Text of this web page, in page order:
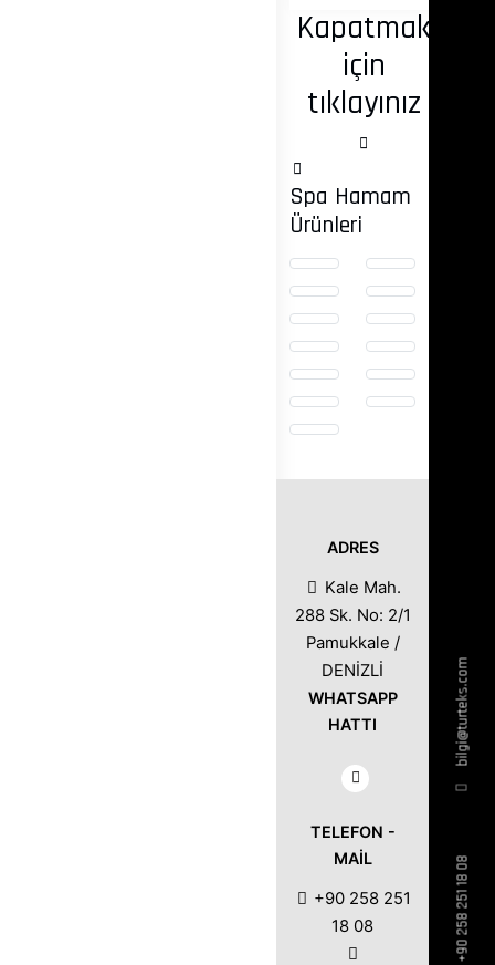
+90 258 251 18 08
bilgi@turteks.com
Kapatmak
için
tıklayınız
Spa Hamam
Ürünleri
ADRES
Kale Mah.
288 Sk. No: 2/1
Pamukkale /
DENİZLİ
WHATSAPP
HATTI
TELEFON -
MAIL
+90 258 251
18 08